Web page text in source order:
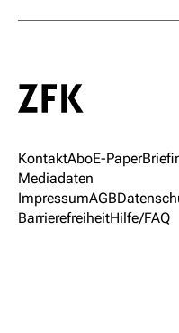
KontaktAboE-Paper
Mediadaten
ImpressumAGB
BarrierefreiheitHilfe/FAQ